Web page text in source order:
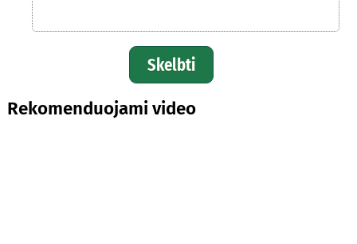
Skelbti
Rekomenduojami video